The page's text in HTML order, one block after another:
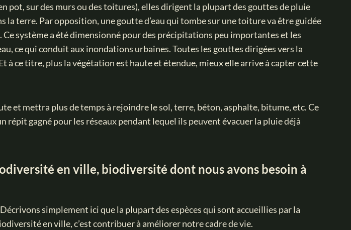
pot, sur des murs ou des toitures), elles dirigent la plupart des gouttes de pluie
terre. Par opposition, une goutte d’eau qui tombe sur une toiture va être guidée
système a été dimensionné pour des précipitations peu importantes et les
ce qui conduit aux inondations urbaines. Toutes les gouttes dirigées vers la
ce titre, plus la végétation est haute et étendue, mieux elle arrive à capter cette
et mettra plus de temps à rejoindre le sol, terre, béton, asphalte, bitume, etc. Ce
gagné pour les réseaux pendant lequel ils peuvent évacuer la pluie déjà
en ville, biodiversité dont nous avons besoin à
simplement ici que la plupart des espèces qui sont accueillies par la
en ville, c’est contribuer à améliorer notre cadre de vie.